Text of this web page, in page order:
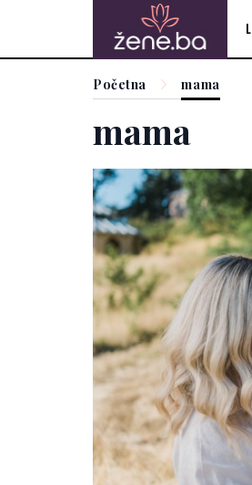
Početna mama
mama